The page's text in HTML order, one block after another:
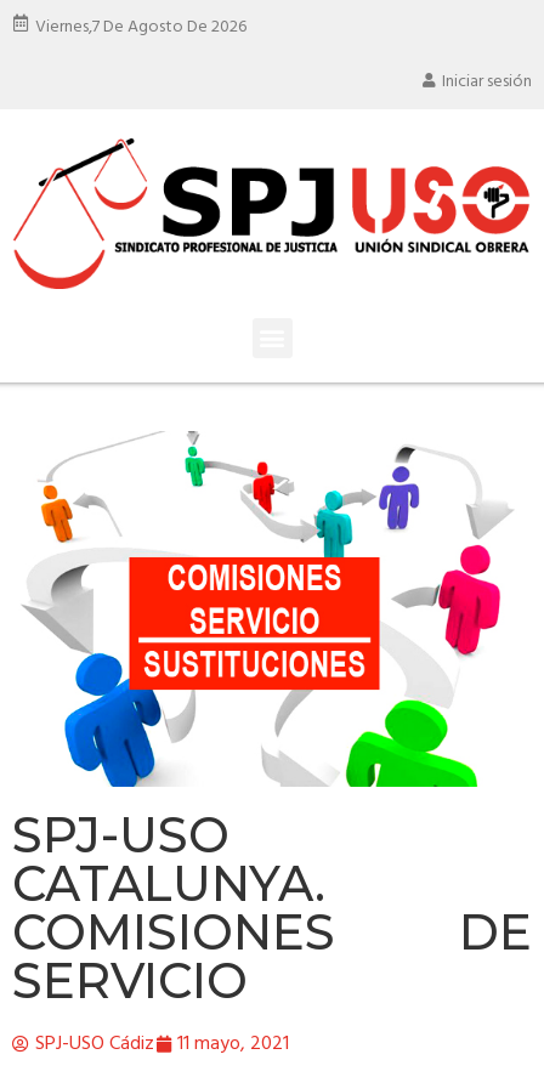
Viernes,7 De Agosto De 2026
Iniciar sesión
SPJ-USO
CATALUNYA.
COMISIONES DE
SERVICIO
SPJ-USO Cádiz 11 mayo, 2021